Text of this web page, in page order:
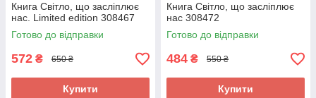
Книга Світло, що засліплює
нас. Limited edition 308467
Готово до відправки
572 ₴ 650 ₴
Купити
Книга Світло, що засліплює
нас 308472
Готово до відправки
484 ₴ 550 ₴
Купити